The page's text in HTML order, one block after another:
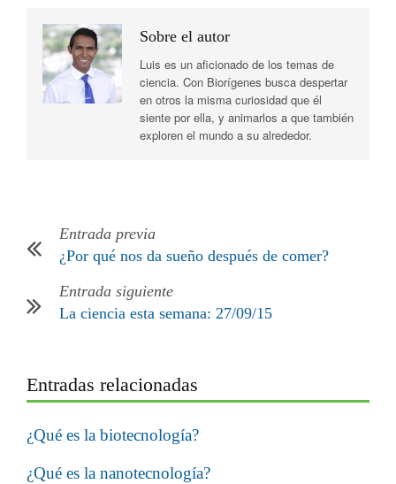
Sobre el autor
Luis es un aficionado de los temas de
ciencia. Con Biorígenes busca despertar
en otros la misma curiosidad que él
siente por ella, y animarlos a que también
exploren el mundo a su alrededor.
Entrada previa
¿Por qué nos da sueño después de comer?
Entrada siguiente
La ciencia esta semana: 27/09/15
Entradas relacionadas
¿Qué es la biotecnología?
¿Qué es la nanotecnología?